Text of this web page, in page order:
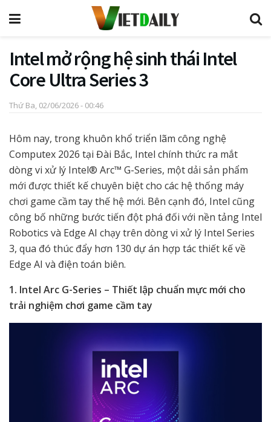
Intel mở rộng hệ sinh thái Intel
Core Ultra Series 3
Thứ Ba, 02/06/2026 - 00:46
Hôm nay, trong khuôn khổ triển lãm công nghệ
Computex 2026 tại Đài Bắc, Intel chính thức ra mắt
dòng vi xử lý Intel® Arc™ G-Series, một dải sản phẩm
mới được thiết kế chuyên biệt cho các hệ thống máy
chơi game cầm tay thế hệ mới. Bên cạnh đó, Intel cũng
công bố những bước tiến đột phá đối với nền tảng Intel
Robotics và Edge AI chạy trên dòng vi xử lý Intel Series
3, qua đó thúc đẩy hơn 130 dự án hợp tác thiết kế về
Edge AI và điện toán biên.
1. Intel Arc G-Series – Thiết lập chuẩn mực mới cho
trải nghiệm chơi game cầm tay